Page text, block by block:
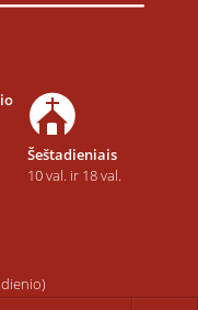
į dangų”
Šeštadieniais
10 val. ir 18 val.